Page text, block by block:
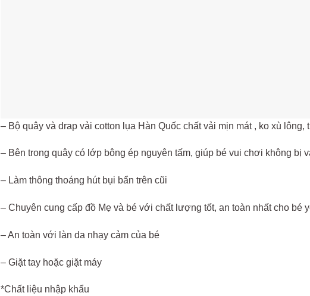
– Bộ quây và drap vải cotton lụa Hàn Quốc chất vải mịn mát , ko xù
– Bên trong quây có lớp bông ép nguyên tấm, giúp bé vui chơi không bị
– Làm thông thoáng hút bụi bẩn trên cũi
– Chuyên cung cấp đồ Mẹ và bé với chất lượng tốt, an toàn nhất cho bé
– An toàn với làn da nhạy cảm của bé
– Giặt tay hoặc giặt máy
*Chất liệu nhập khẩu